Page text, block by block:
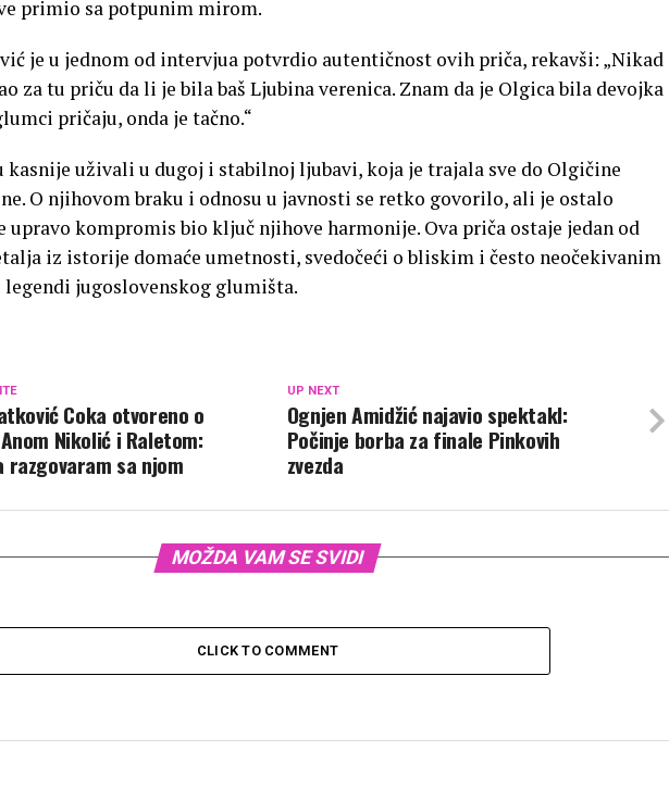
primio sa potpunim mirom.
je u jednom od intervjua potvrdio autentičnost ovih priča, rekavši: „Nikad
za tu priču da li je bila baš Ljubina verenica. Znam da je Olgica bila devojka
pričaju, onda je tačno.“
kasnije uživali u dugoj i stabilnoj ljubavi, koja je trajala sve do Olgičine
O njihovom braku i odnosu u javnosti se retko govorilo, ali je ostalo
upravo kompromis bio ključ njihove harmonije. Ova priča ostaje jedan od
iz istorije domaće umetnosti, svedočeći o bliskim i često neočekivanim
legendi jugoslovenskog glumišta.
UP NEXT
Ognjen Amidžić najavio spektakl:
Počinje borba za finale Pinkovih
zvezda
Coka otvoreno o
Nikolić i Raletom:
razgovaram sa njom
MOŽDA VAM SE SVIDI
CLICK TO COMMENT